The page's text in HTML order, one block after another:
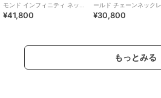
モンド インフィニティ ネック
レス
¥41,800
ールド チェーンネック
¥30,800
もっとみる